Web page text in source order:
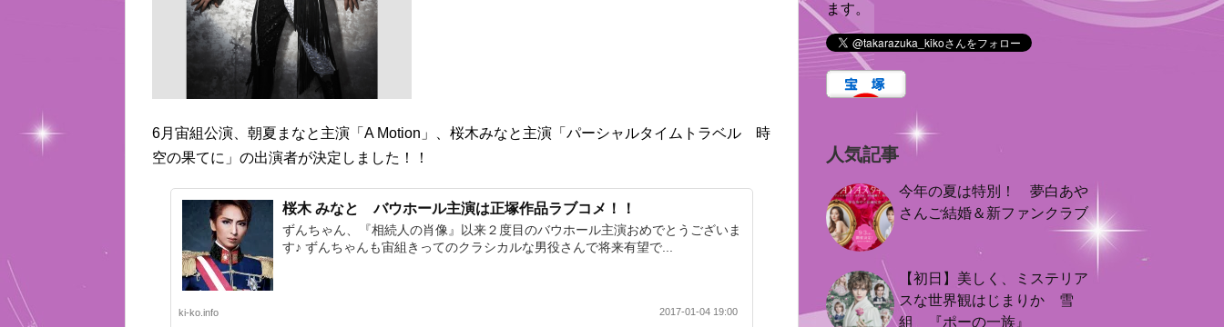
6月宙組公演、朝夏まなと主演「A Motion」、桜木みなと主演「パーシャルタイムトラベル 時
空の果てに」の出演者が決定しました！！
桜木 みなと バウホール主演は正塚作品ラブコメ！！
ずんちゃん、『相続人の肖像』以来２度目のバウホール主演おめでとうございま
す♪ ずんちゃんも宙組きってのクラシカルな男役さんで将来有望で...
ki-ko.info 2017-01-04 19:00
ます。
人気記事
今年の夏は特別！ 夢白あや
さんご結婚＆新ファンクラブ
【初日】美しく、ミステリア
スな世界観はじまりか 雪
組 『ポーの一族』